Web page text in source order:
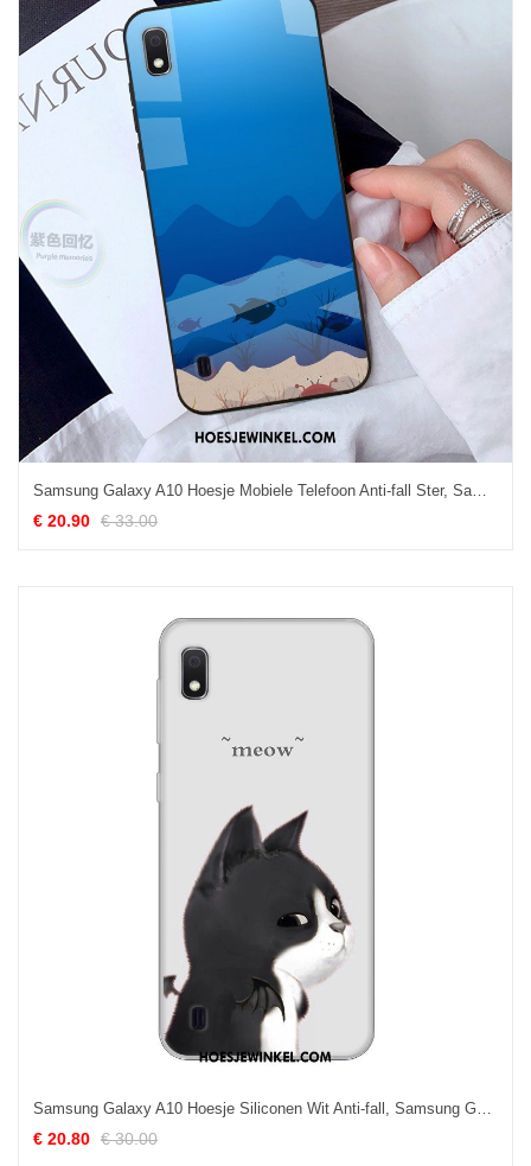
Samsung Galaxy A10 Hoesje Mobiele Telefoon Anti-fall Ster, Samsung Galaxy A10 Hoesje Hoes Bescherming
€ 20.90 € 33.00
Samsung Galaxy A10 Hoesje Siliconen Wit Anti-fall, Samsung Galaxy A10 Hoesje Ster Bescherming
€ 20.80 € 30.00